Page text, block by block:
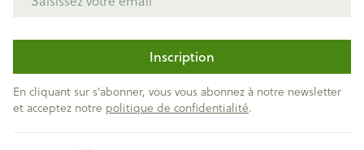
Inscription
En cliquant sur s'abonner, vous vous abonnez à notre newsletter
et acceptez notre politique de confidentialité.